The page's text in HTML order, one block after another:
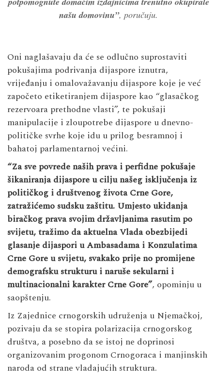
našu domovinu”, poručuju.
Oni naglašavaju da će se odlučno suprostaviti
pokušajima podrivanja dijaspore iznutra,
vrijeđanju i omalovažavanju dijaspore koje je već
započeto etiketiranjem dijaspore kao “glasačkog
rezervoara prethodne vlasti”, te pokušaji
manipulacije i zloupotrebe dijaspore u dnevno-
političke svrhe koje idu u prilog besramnoj i
bahatoj parlamentarnoj većini.
“Za sve povrede naših prava i perfidne pokušaje
šikaniranja dijaspore u cilju našeg isključenja iz
političkog i društvenog života Crne Gore,
zatražićemo sudsku zaštitu. Umjesto ukidanja
biračkog prava svojim državljanima rasutim po
svijetu, tražimo da aktuelna Vlada obezbijedi
glasanje dijaspori u Ambasadama i Konzulatima
Crne Gore u svijetu, svakako prije no promijene
demografsku strukturu i naruše sekularni i
multinacionalni karakter Crne Gore”, opominju u
saopštenju.
Iz Zajednice crnogorskih udruženja u Njemačkoj,
pozivaju da se stopira polarizacija crnogorskog
društva, a posebno da se istoj ne doprinosi
organizovanim progonom Crnogoraca i manjinskih
naroda od strane vladajućih struktura.